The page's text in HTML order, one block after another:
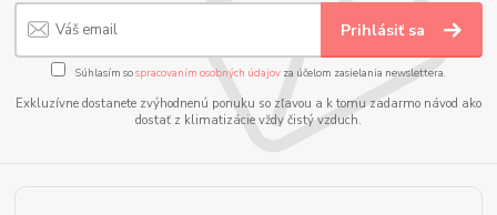
Prihlásiť sa
Súhlasím sospracovaním osobných údajov za účelom zasielania newslettera.
Exkluzívne dostanete zvýhodnenú ponuku so zľavou a k tomu zadarmo návod ako
dostať z klimatizácie vždy čistý vzduch.